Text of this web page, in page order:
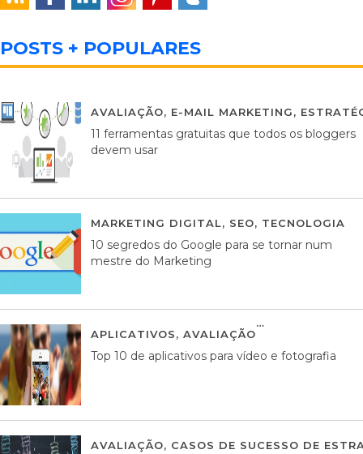
POSTS + POPULARES
AVALIAÇÃO, E-MAIL MARKETING,
11 ferramentas gratuitas que todos os bloggers
devem usar
MARKETING DIGITAL, SEO, TECNOLOGIA
10 segredos do Google para se tornar num
mestre do Marketing
APLICATIVOS, AVALIAÇÃO
Top 10 de aplicativos para vídeo e fotografia
AVALIAÇÃO, CASOS DE SUCESSO DE